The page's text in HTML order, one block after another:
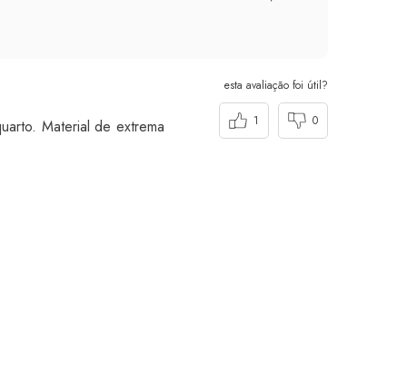
Material de extrema
esta avaliação foi útil?
1 0